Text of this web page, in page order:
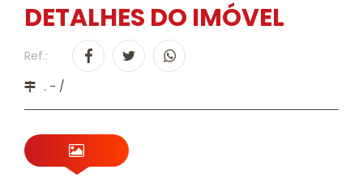
DETALHES DO IMÓVEL
Ref.:
. - /